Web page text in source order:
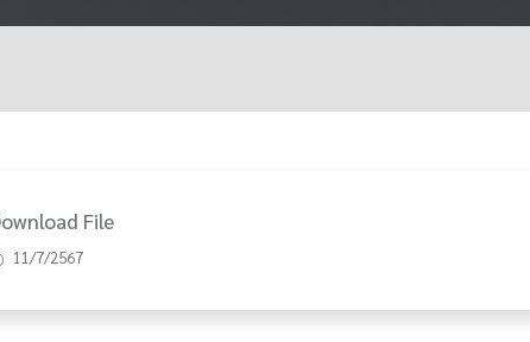
File
11/7/2567